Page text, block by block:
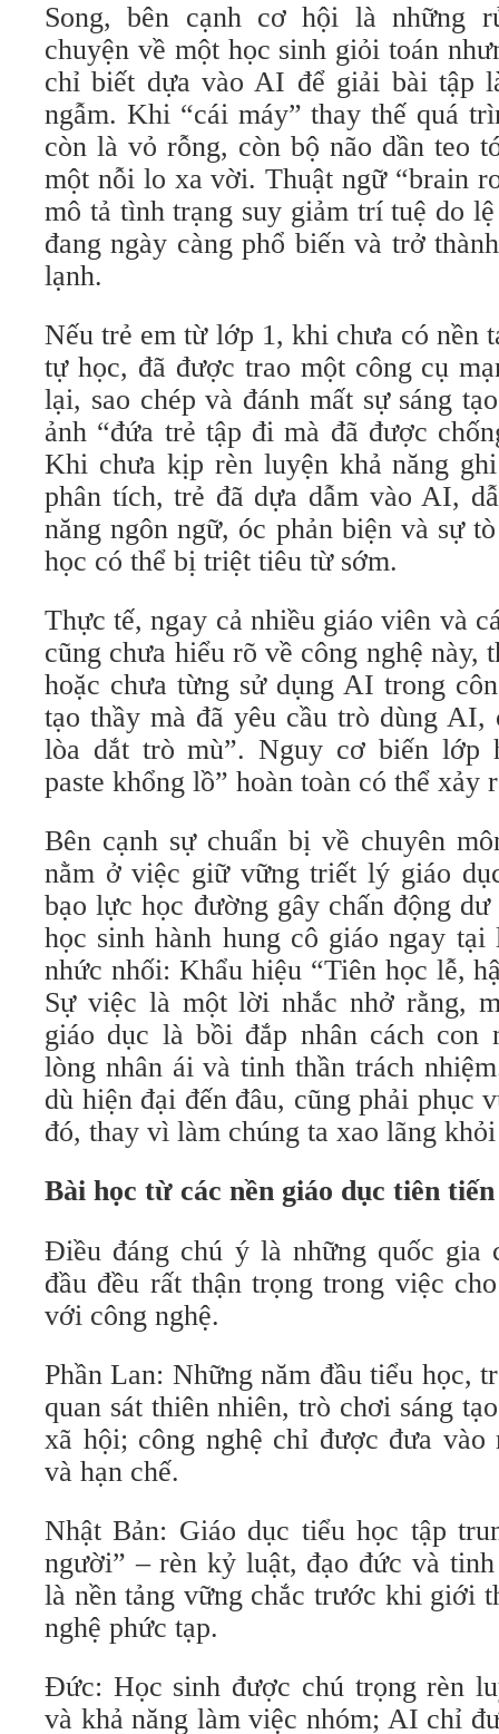
Song, bên cạnh cơ hội là những
chuyện về một học sinh giỏi toán
chỉ biết dựa vào AI để giải bài tập
ngẫm. Khi “cái máy” thay thế quá
còn là vỏ rỗng, còn bộ não dần teo
một nỗi lo xa vời. Thuật ngữ “brain
mô tả tình trạng suy giảm trí tuệ do
đang ngày càng phổ biến và trở
lạnh.
Nếu trẻ em từ lớp 1, khi chưa có nền
tự học, đã được trao một công cụ
lại, sao chép và đánh mất sự sáng
ảnh “đứa trẻ tập đi mà đã được
Khi chưa kịp rèn luyện khả năng
phân tích, trẻ đã dựa dẫm vào AI,
năng ngôn ngữ, óc phản biện và sự
học có thể bị triệt tiêu từ sớm.
Thực tế, ngay cả nhiều giáo viên và
cũng chưa hiểu rõ về công nghệ này,
hoặc chưa từng sử dụng AI trong
tạo thầy mà đã yêu cầu trò dùng AI,
lòa dắt trò mù”. Nguy cơ biến lớp
paste khổng lồ” hoàn toàn có thể xảy
Bên cạnh sự chuẩn bị về chuyên
nằm ở việc giữ vững triết lý giáo
bạo lực học đường gây chấn động
học sinh hành hung cô giáo ngay
nhức nhối: Khẩu hiệu “Tiên học lễ,
Sự việc là một lời nhắc nhở rằng,
giáo dục là bồi đắp nhân cách con
lòng nhân ái và tinh thần trách
dù hiện đại đến đâu, cũng phải phục
đó, thay vì làm chúng ta xao lãng
Bài học từ các nền giáo dục tiên tiến
Điều đáng chú ý là những quốc gia
đầu đều rất thận trọng trong việc
với công nghệ.
Phần Lan: Những năm đầu tiểu học,
quan sát thiên nhiên, trò chơi sáng
xã hội; công nghệ chỉ được đưa vào
và hạn chế.
Nhật Bản: Giáo dục tiểu học tập
người” – rèn kỷ luật, đạo đức và
là nền tảng vững chắc trước khi giới
nghệ phức tạp.
Đức: Học sinh được chú trọng rèn
và khả năng làm việc nhóm; AI chỉ